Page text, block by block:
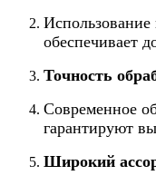
Использование
обеспечивает
Точность
Современное
гарантируют
Широкий